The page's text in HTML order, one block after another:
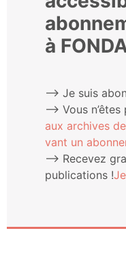
à
⟶ Je suis
⟶ Vous n’êtes
aux archives
vant un
⟶ Rece­vez
publi­ca­tions !